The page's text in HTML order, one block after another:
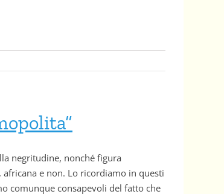
negritudine, nonché figura
e non. Lo ricordiamo in questi
comunque consapevoli del fatto che